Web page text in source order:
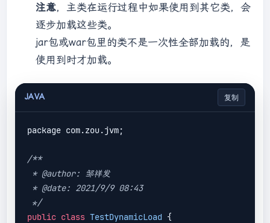
注意，主类在运行过程中如果使用到其它类，会
逐步加载这些类。
jar包或war包里的类不是一次性全部加载的，是
使用到时才加载。
JAVA 复制
package com.zou.jvm;
/**
*/
public class TestDynamicLoad {